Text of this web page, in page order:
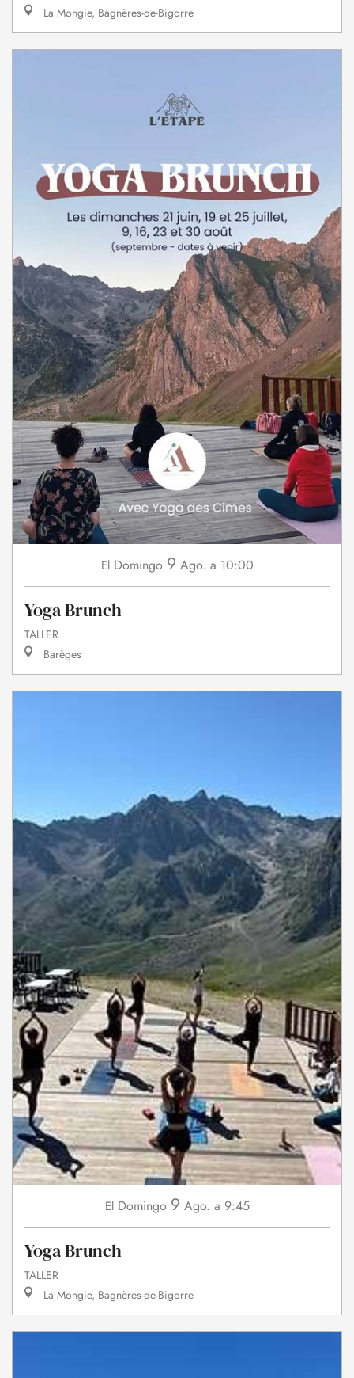
La Mongie, Bagnères-de-Bigorre
El Domingo 9 Ago. a 10:00
Yoga Brunch
TALLER
Barèges
El Domingo 9 Ago. a 9:45
Yoga Brunch
TALLER
La Mongie, Bagnères-de-Bigorre